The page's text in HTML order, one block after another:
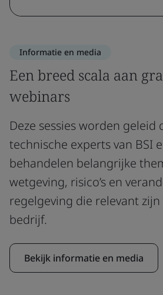
Informatie en media
Een breed scala aan
webinars
Deze sessies worden geleid
technische experts van BSI
behandelen belangrijke
wetgeving, risico’s en
regelgeving die relevant
bedrijf.
Bekijk informatie en media